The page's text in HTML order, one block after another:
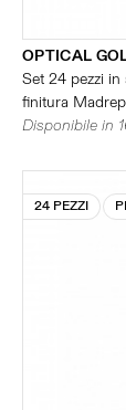
OPTICAL
Set 24 pezzi
finitura
Disponibile in
24 PEZZI